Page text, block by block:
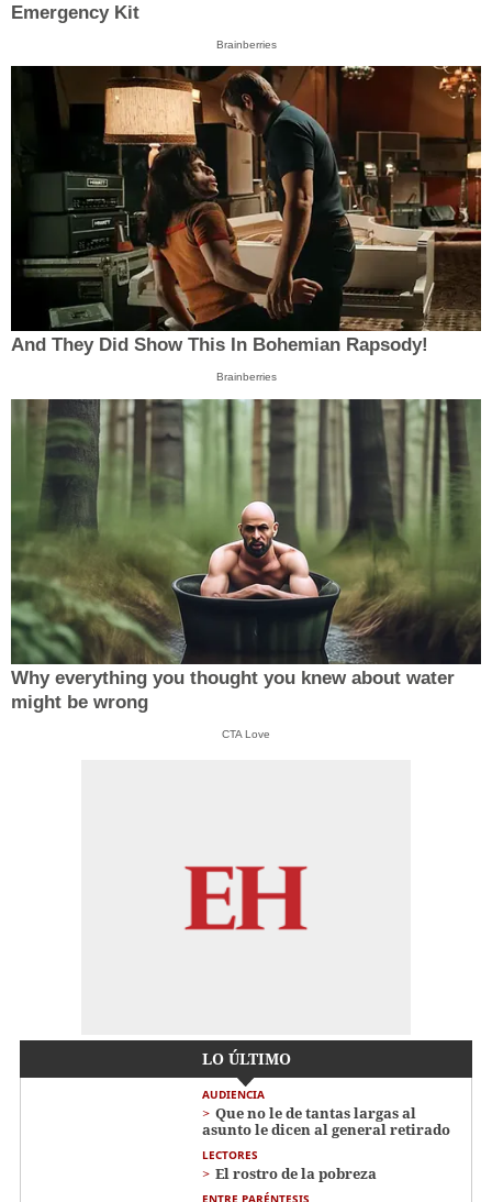
Emergency Kit
Brainberries
And They Did Show This In Bohemian Rapsody!
Brainberries
Why everything you thought you knew about water
might be wrong
CTA Love
LO ÚLTIMO
AUDIENCIA
Que no le de tantas largas al
asunto le dicen al general retirado
LECTORES
El rostro de la pobreza
ENTRE PARÉNTESIS